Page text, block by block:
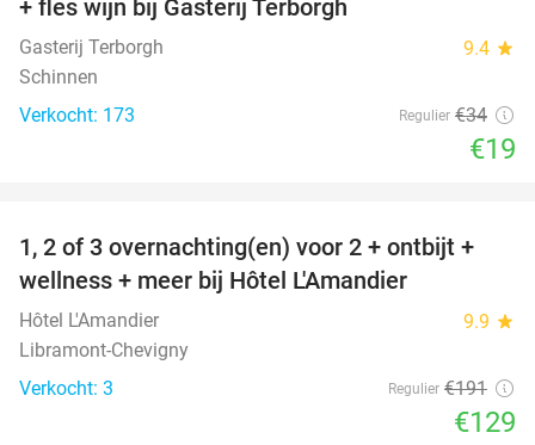
+ fles wijn bij Gasterij Terborgh
Gasterij Terborgh 9.4 star
Schinnen
Verkocht: 173
Regulier €34
€19
32%
TODAY
1, 2 of 3 overnachting(en) voor 2 + ontbijt +
wellness + meer bij Hôtel L'Amandier
Hôtel L'Amandier 9.9 star
Libramont-Chevigny
Verkocht: 3
Regulier €191
€129